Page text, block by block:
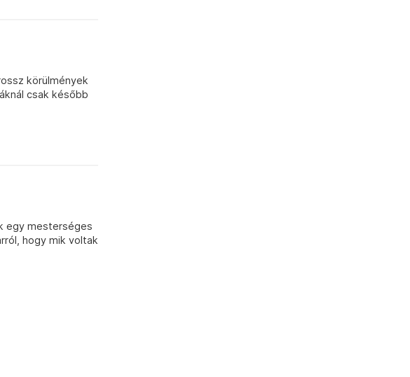
körülmények
csak később
egy mesterséges
hogy mik voltak